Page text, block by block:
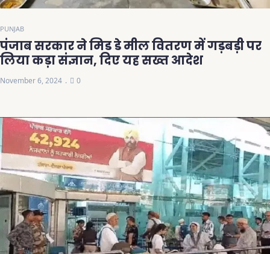
PUNJAB
पंजाब सरकार ने मिड डे मील वितरण में गड़बड़ी पर
लिया कड़ा संज्ञान, दिए यह सख्त आदेश
November 6, 2024 0